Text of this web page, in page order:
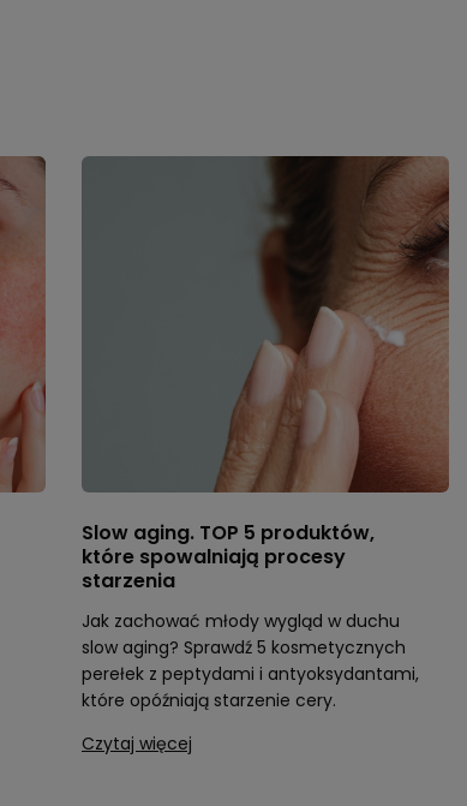
Slow aging. TOP 5 produktów,
które spowalniają procesy
starzenia
Jak zachować młody wygląd w duchu
slow aging? Sprawdź 5 kosmetycznych
perełek z peptydami i antyoksydantami,
które opóźniają starzenie cery.
Czytaj więcej